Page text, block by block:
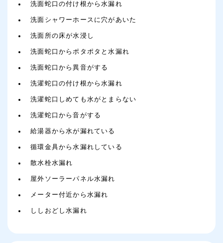
洗面蛇口の付け根から水漏れ
洗面シャワーホースに穴があいた
洗面所の床が水浸し
洗面蛇口からポタポタと水漏れ
洗面蛇口から異音がする
洗濯蛇口の付け根から水漏れ
洗濯蛇口しめても水がとまらない
洗濯蛇口から音がする
給湯器から水が漏れている
循環金具から水漏れしている
散水栓水漏れ
屋外ソーラーパネル水漏れ
メーター付近から水漏れ
ししおどし水漏れ